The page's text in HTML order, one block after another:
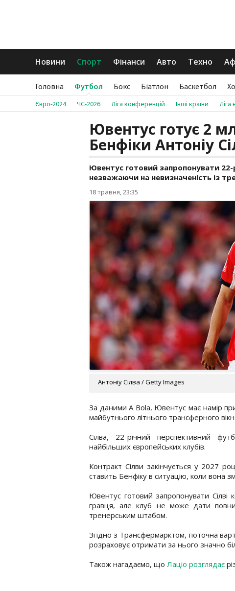
Новини Спорт Фінанси Авто Техно
Головна Футбол Бокс Біатлон Баскетбол
Євро-2024 ЧС-2026 Ліга конференцій Інші країни Ліга
Ювентус готує 2
Бенфіки Антоніу
Ювентус готовий запропонувати 22-
незважаючи на невизначеність із
18 травня, 23:35
Антоніу Сілва / Getty Images
За даними A Bola, Ювентус має намір
майбутнього літнього трансферного
Сілва, 22-річний перспективний
найбільших європейських клубів.
Контракт Сілви закінчується у 2027
ставить Бенфіку в ситуацію, коли вона
Ювентус готовий запропонувати
гравця, але клуб не може дати
тренерським штабом.
Згідно з Трансфермарктом, поточна
розраховує отримати за нього значно
Також нагадаємо, що Лаціо розглядає